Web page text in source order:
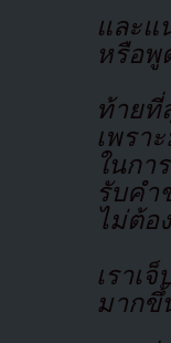
และแ
หรือพู
ท้ายที่
เพรา
ในกา
รับคำ
ไม่ต้อ
เราเ
มากขึ้